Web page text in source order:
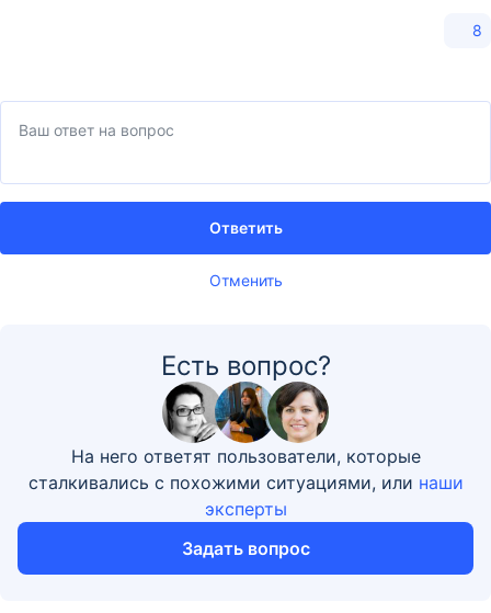
8
Отменить
Ответить
Есть вопрос?
На него ответят пользователи, которые
сталкивались с похожими ситуациями, или наши
эксперты
Задать вопрос